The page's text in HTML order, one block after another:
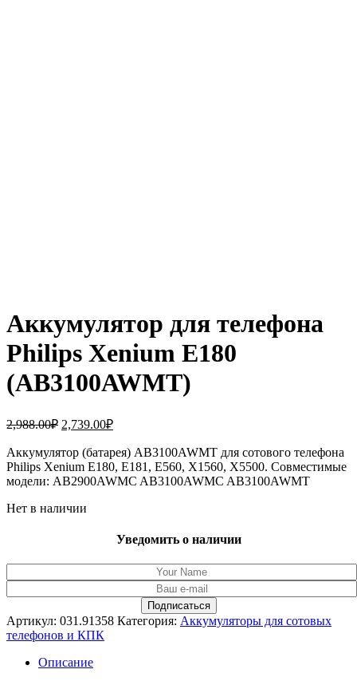
Аккумулятор для телефона
Philips Xenium E180
(AB3100AWMT)
2,988.00₽ Первоначальная
составляла
2,988.00₽.
2,739.00₽Текущая
2,739.00₽.
Аккумулятор (батарея) AB3100AWMT для сотового телефона
Philips Xenium E180, E181, E560, X1560, X5500. Совместимые
модели: AB2900AWMC AB3100AWMC AB3100AWMT
Нет в наличии
Уведомить о наличии
Артикул: 031.91358 Категория: Аккумуляторы для сотовых
телефонов и КПК
Описание